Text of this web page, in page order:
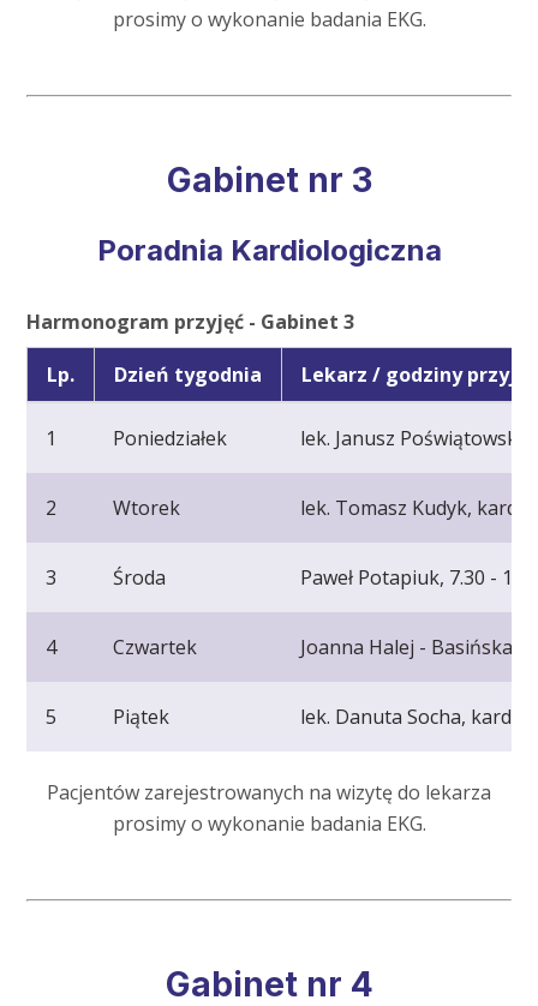
prosimy o wykonanie badania EKG.
Gabinet nr 3
Poradnia Kardiologiczna
Harmonogram przyjęć - Gabinet 3
Lp.
Dzień tygodnia Lekarz / godziny przyjęć
1 Poniedziałek lek. Janusz Poświątowski,
2 Wtorek lek. Tomasz Kudyk,
3 Środa Paweł Potapiuk, 7.30 -
4 Czwartek Joanna Halej - Basińska,
5 Piątek lek. Danuta Socha,
Pacjentów zarejestrowanych na wizytę do lekarza
prosimy o wykonanie badania EKG.
Gabinet nr 4